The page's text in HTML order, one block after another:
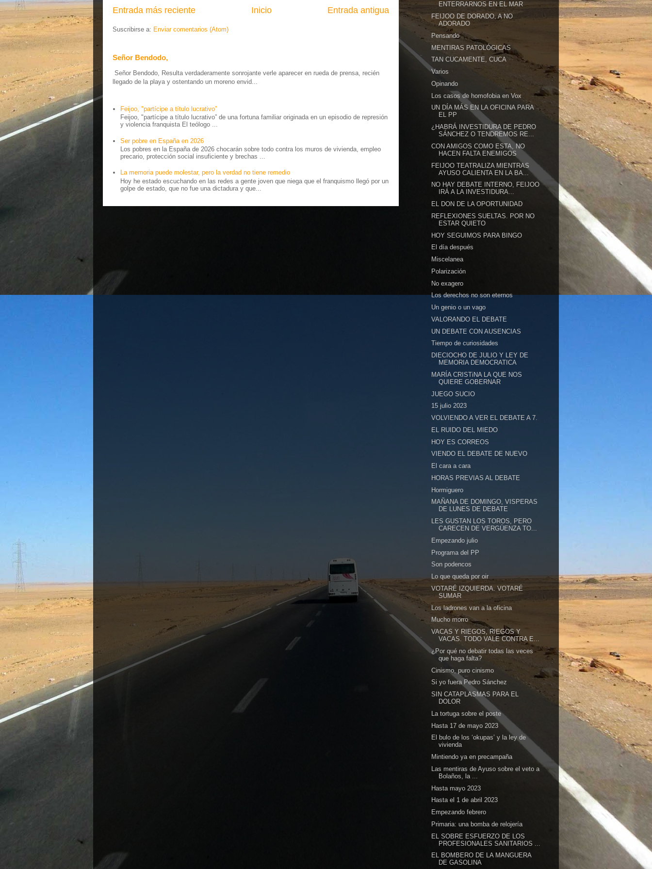
Entrada más reciente Entrada antigua
Inicio
Suscribirse a: Enviar comentarios (Atom)
Señor Bendodo,
Señor Bendodo, Resulta verdaderamente sonrojante verle aparecer en rueda de prensa, recién
llegado de la playa y ostentando un moreno envid...
Feijoo, "partícipe a título lucrativo”
Feijoo, "partícipe a título lucrativo” de una fortuna familiar originada en un episodio de represión
y violencia franquista El teólogo ...
Ser pobre en España en 2026
Los pobres en la España de 2026 chocarán sobre todo contra los muros de vivienda, empleo
precario, protección social insuficiente y brechas ...
La memoria puede molestar, pero la verdad no tiene remedio
Hoy he estado escuchando en las redes a gente joven que niega que el franquismo llegó por un
golpe de estado, que no fue una dictadura y que...
ENTERRARNOS EN EL MAR
FEIJOO DE DORADO, A NO
ADORADO
Pensando
MENTIRAS PATOLÓGICAS
TAN CUCAMENTE, CUCA
Varios
Opinando
Los casos de homofobia en Vox
UN DÍA MÁS EN LA OFICINA PARA
EL PP
¿HABRÁ INVESTIDURA DE PEDRO
SÁNCHEZ O TENDREMOS RE...
CON AMIGOS COMO ESTA, NO
HACEN FALTA ENEMIGOS
FEIJOO TEATRALIZA MIENTRAS
AYUSO CALIENTA EN LA BA...
NO HAY DEBATE INTERNO, FEIJOO
IRÁ A LA INVESTIDURA...
EL DON DE LA OPORTUNIDAD
REFLEXIONES SUELTAS. POR NO
ESTAR QUIETO
HOY SEGUIMOS PARA BINGO
El día después
Miscelanea
Polarización
No exagero
Los derechos no son eternos
Un genio o un vago
VALORANDO EL DEBATE
UN DEBATE CON AUSENCIAS
Tiempo de curiosidades
DIECIOCHO DE JULIO Y LEY DE
MEMORIA DEMOCRATICA
MARÍA CRISTiNA LA QUE NOS
QUIERE GOBERNAR
JUEGO SUCIO
15 julio 2023
VOLVIENDO A VER EL DEBATE A 7.
EL RUIDO DEL MIEDO
HOY ES CORREOS
VIENDO EL DEBATE DE NUEVO
El cara a cara
HORAS PREVIAS AL DEBATE
Hormiguero
MAÑANA DE DOMINGO, VISPERAS
DE LUNES DE DEBATE
LES GUSTAN LOS TOROS, PERO
CARECEN DE VERGÜENZA TO...
Empezando julio
Programa del PP
Son podencos
Lo que queda por oir
VOTARÉ IZQUIERDA. VOTARÉ
SUMAR
Los ladrones van a la oficina
Mucho morro
VACAS Y RIEGOS, RIEGOS Y
VACAS. TODO VALE CONTRA E...
¿Por qué no debatir todas las veces
que haga falta?
Cinismo, puro cinismo
Si yo fuera Pedro Sánchez
SIN CATAPLASMAS PARA EL
DOLOR
La tortuga sobre el poste
Hasta 17 de mayo 2023
El bulo de los ‘okupas’ y la ley de
vivienda
Mintiendo ya en precampaña
Las mentiras de Ayuso sobre el veto a
Bolaños, la ...
Hasta mayo 2023
Hasta el 1 de abril 2023
Empezando febrero
Primaria: una bomba de relojería
EL SOBRE ESFUERZO DE LOS
PROFESIONALES SANITARIOS ...
EL BOMBERO DE LA MANGUERA
DE GASOLINA